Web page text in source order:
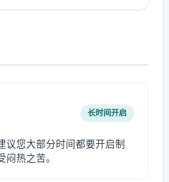
长时间开启
议您大部分时间都要开启制
热之苦。